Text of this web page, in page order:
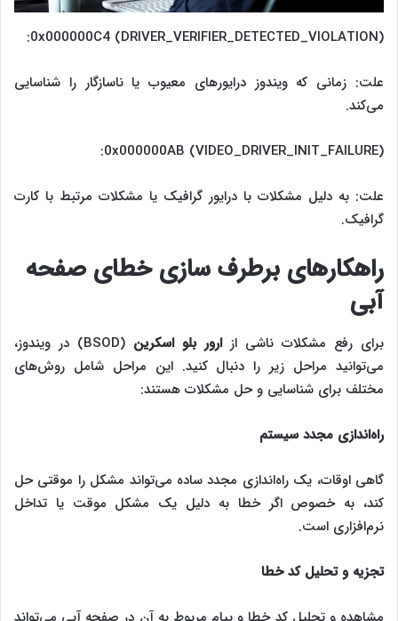
0x000000C4 (DRIVER_VERIFIER_DETECTED_VIOLATION):
علت: زمانی که ویندوز درایورهای معیوب یا ناسازگار را شناسایی
می‌کند.
0x000000AB (VIDEO_DRIVER_INIT_FAILURE):
علت: به دلیل مشکلات با درایور گرافیک یا مشکلات مرتبط با کارت
گرافیک.
راهکارهای برطرف سازی خطای صفحه
آبی
برای رفع مشکلات ناشی ازارور بلو اسکرین
(BSOD) در ویندوز،
می‌توانید مراحل زیر را دنبال کنید. این مراحل شامل روش‌های
مختلف برای شناسایی و حل مشکلات هستند:
راه‌اندازی مجدد سیستم
گاهی اوقات، یک راه‌اندازی مجدد ساده می‌تواند مشکل را موقتی حل
کند، به خصوص اگر خطا به دلیل یک مشکل موقت یا تداخل
نرم‌افزاری است.
تجزیه و تحلیل کد خطا